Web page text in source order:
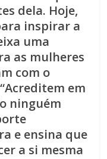
dela. Hoje,
inspirar a
uma
as mulheres
com o
em
ninguém
e ensina que
a si mesma